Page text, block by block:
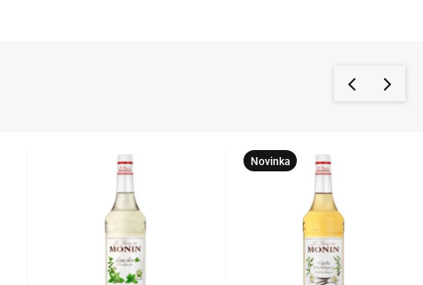
Novinka